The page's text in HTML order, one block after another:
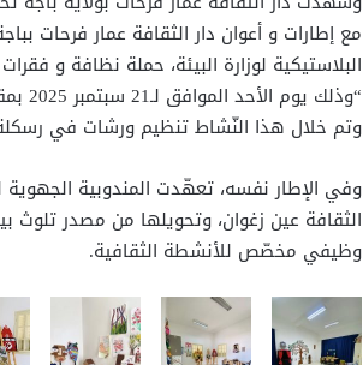
مع إطارات و أعوان دار الثقافة عمار فرحات
البلاستيكية لوزارة البيئة، حملة نظافة و
“وذلك يوم الأحد الموافق لـ21 سبتمبر 2025 بمقر دار الثقافة وبالاشتراك مع بلدية المعقولة.
وتم خلال هذا النّشاط تنظيم ورشات في رسكلة
وفي الإطار نفسه، تعهّدت المندوبية الجهوية
الثقافة عين زغوان، وتحويلها من مصدر
وظيفي مخصّص للأنشطة الثقافية.